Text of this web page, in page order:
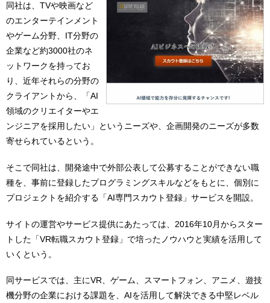
同社は、TVや映画など
のエンターテインメント
やゲーム分野、IT分野の
企業など約3000社のネ
ットワークを持ってお
り、近年それらの分野の
クライアントから、「AI
領域のクリエイターやエ
ンジニアを採用したい」というニーズや、企画開発のニーズが多数
寄せられているという。
そこで同社は、開発途中で外部公表して公募することができない職
種を、事前に登録したプログラミングスキルなどをもとに、個別に
プロジェクトを紹介する「AI専門スカウト登録」サービスを開設。
サイトの運営やサービス提供にあたっては、2016年10月からスター
トした「VR転職スカウト登録」で培ったノウハウと実績を活用して
いくという。
同サービスでは、主にVR、ゲーム、スマートフォン、アニメ、遊技
機分野の企業における課題を、AIを活用して解決できる中堅レベル